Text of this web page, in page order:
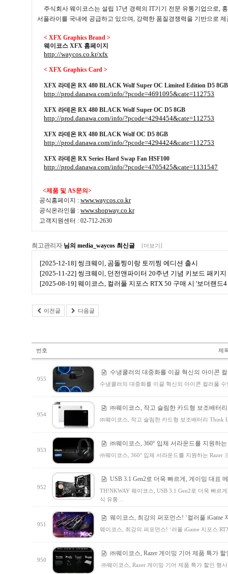
주식회사 웨이코스는 설립 17년 경력의 IT기기 전문 유통기업으로,
서플라이를 국내에 공급하고 있으며, 강력한 품질경쟁력을 기반으로
< XFX Graphics Brand >
웨이코스 XFX 홈페이지
http://waycos.co.kr/xfx
< XFX Graphics Card >
XFX 라데온 RX 480 BLACK Wolf Super OC Limited Edition D5 8GB
http://prod.danawa.com/info/?pcode=4691095&cate=112753
XFX 라데온 RX 480 BLACK Wolf Super OC D5 8GB
http://prod.danawa.com/info/?pcode=4294454&cate=112753
XFX 라데온 RX 480 BLACK Wolf OC D5 8GB
http://prod.danawa.com/info/?pcode=4294424&cate=112753
XFX 라데온 RX Series Hard Swap Fan HSF100
http://prod.danawa.com/info/?pcode=4705425&cate=1131547
<제품 및 AS문의 >
공식홈페이지 : www.waycos.co.kr
공식온라인몰 : www.shopway.co.kr
고객지원센터 : 02-712-2630
최고관리자 님의 media_waycos 최신글 [더보기]
[2025-12-18] 씽크웨이, 곰돌찡이랑 토끼찡 에디션 출시
[2025-11-22] 씽크웨이, 던전앤파이터 20주년 기념 키보드 패키지
[2025-08-19] 웨이코스, 컬러풀 지포스 RTX 50 구매 시 '보더랜드
이전글 다음글
번호 제
955
수냉쿨러의 대중화를 이끌 혁신의 아이콘
수냉쿨러의 대중화를 이끌 혁신의 아이콘 컬러풀
954
㈜웨이코스, 작고 슬림한 카드형 보조배터
㈜웨이코스, 작고 슬림한 카드형 보조배터리
953
㈜웨이코스, 360° 입체 서라운드를 지원하
㈜웨이코스, 360° 입체 서라운드를 지원하는
952
USB 3.1 Gen2로 더욱 빠르게, 게이밍 대표
TH!NKWAY 웨이코스, USB 3.1 Gen2로 더욱 빠르
식 유통…
951
웨이코스, 최강의 퍼포먼스! ‘컬러풀 iGame
웨이코스, 최강의 퍼포먼스! ‘러풀 iGame 지포
950
㈜웨이코스, Razer 게이밍 기어 제품 특가
㈜웨이코스, Razer 게이밍 기어 제품 특가 할인